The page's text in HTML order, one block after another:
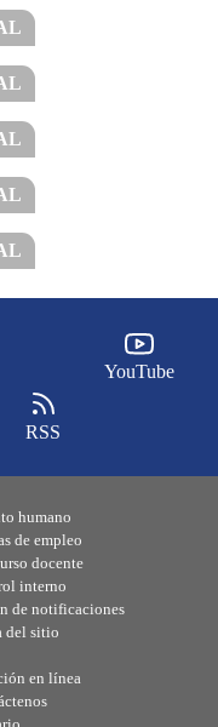
YouTube
RSS
humano
de empleo
docente
interno
de notificaciones
del sitio
en línea